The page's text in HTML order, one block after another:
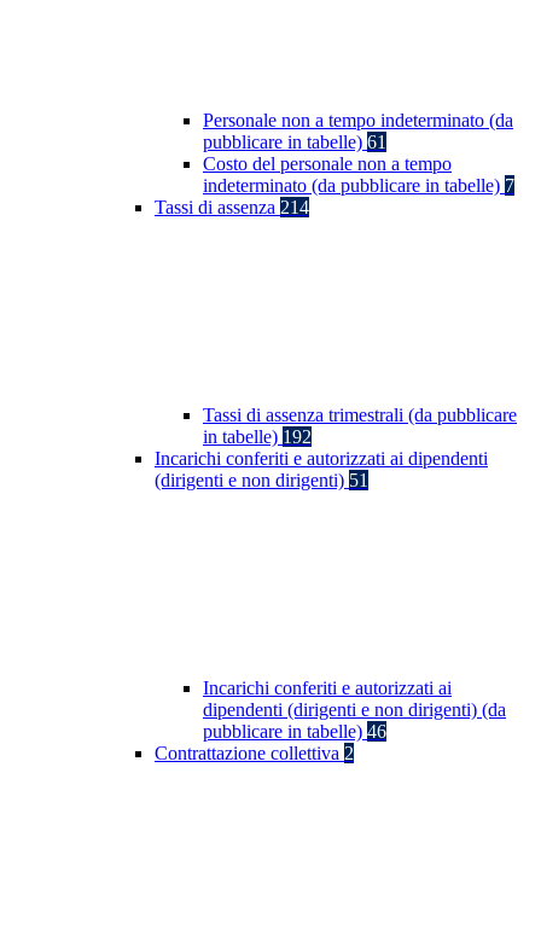
Personale non a tempo indeterminato (da
pubblicare in tabelle) 61
Costo del personale non a tempo
indeterminato (da pubblicare in tabelle) 7
Tassi di assenza 214
Tassi di assenza trimestrali (da pubblicare
in tabelle) 192
Incarichi conferiti e autorizzati ai dipendenti
(dirigenti e non dirigenti) 51
Incarichi conferiti e autorizzati ai
dipendenti (dirigenti e non dirigenti) (da
pubblicare in tabelle) 46
Contrattazione collettiva 2